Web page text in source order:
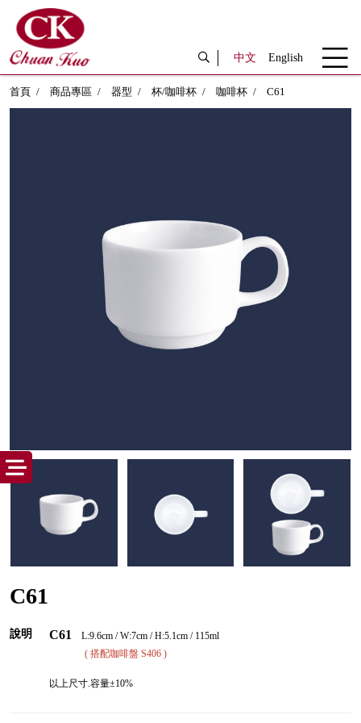
中文 English
首頁 商品專區 器型 杯/咖啡杯 咖啡杯 C61
C61
說明 C61
L:9.6cm / W:7cm / H:5.1cm / 115ml
( 搭配咖啡盤 S406 )
以上尺寸.容量±10%